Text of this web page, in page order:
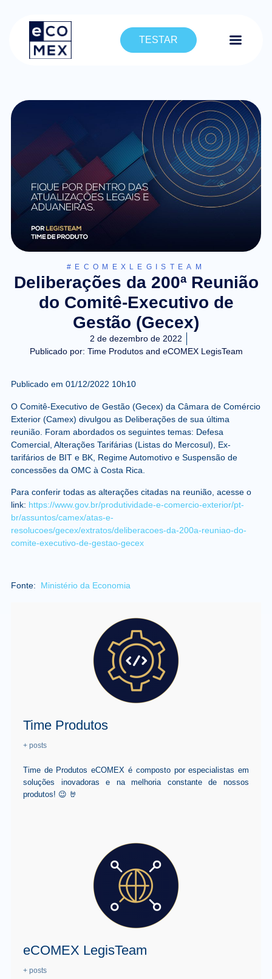
TESTAR
#ECOMEXLEGISTEAM
Deliberações da 200ª Reunião
do Comitê-Executivo de
Gestão (Gecex)
2 de dezembro de 2022
Publicado por: Time Produtos and eCOMEX LegisTeam
Publicado em 01/12/2022 10h10
O Comitê-Executivo de Gestão (Gecex) da Câmara de Comércio
Exterior (Camex) divulgou as Deliberações de sua última
reunião. Foram abordados os seguintes temas: Defesa
Comercial, Alterações Tarifárias (Listas do Mercosul), Ex-
tarifários de BIT e BK, Regime Automotivo e Suspensão de
concessões da OMC à Costa Rica.
Para conferir todas as alterações citadas na reunião, acesse o
link: https://www.gov.br/produtividade-e-comercio-exterior/pt-
br/assuntos/camex/atas-e-
resolucoes/gecex/extratos/deliberacoes-da-200a-reuniao-do-
comite-executivo-de-gestao-gecex
Fonte: Ministério da Economia
Time Produtos
+ posts
Time de Produtos eCOMEX é composto por especialistas em
soluções inovadoras e na melhoria constante de nossos
produtos! 😉 🤘
eCOMEX LegisTeam
+ posts